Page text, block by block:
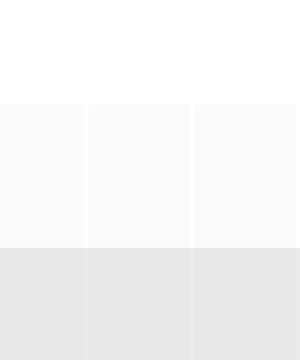
家禽、鲜蔬、河鲜等不
战略战术的生存类真人秀。第二季有金钟国担任主持人和来自韩